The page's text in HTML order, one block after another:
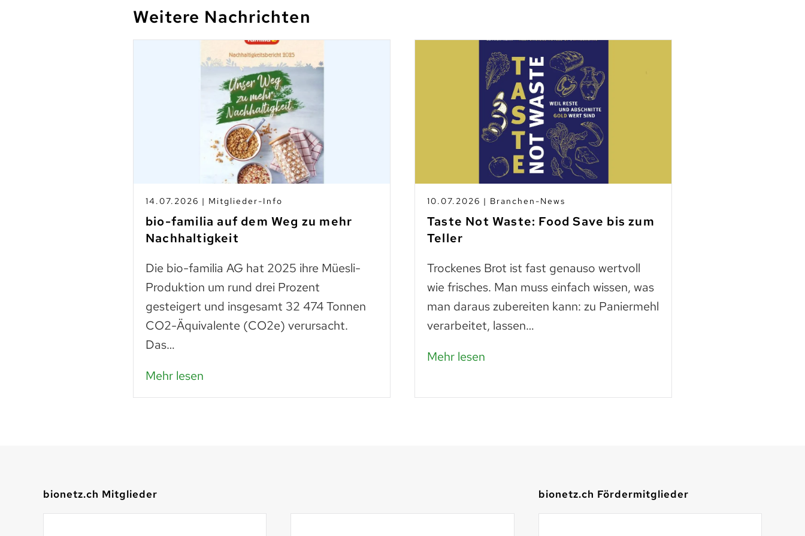
Weitere Nachrichten
14.07.2026 | Mitglieder-Info
bio-familia auf dem Weg zu mehr
Nachhaltigkeit
Die bio-familia AG hat 2025 ihre Müesli-
Produktion um rund drei Prozent
gesteigert und insgesamt 32 474 Tonnen
CO2-Äquivalente (CO2e) verursacht.
Das…
Mehr lesen
10.07.2026 | Branchen-News
Taste Not Waste: Food Save bis zum
Teller
Trockenes Brot ist fast genauso wertvoll
wie frisches. Man muss einfach wissen, was
man daraus zubereiten kann: zu Paniermehl
verarbeitet, lassen…
Mehr lesen
bionetz.ch Mitglieder bionetz.ch Fördermitglieder